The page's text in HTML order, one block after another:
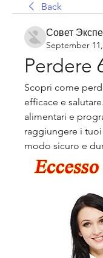
Back
Совет
September
Perdere
Scopri come
efficace e
alimentari e
raggiungere i
modo sicuro e